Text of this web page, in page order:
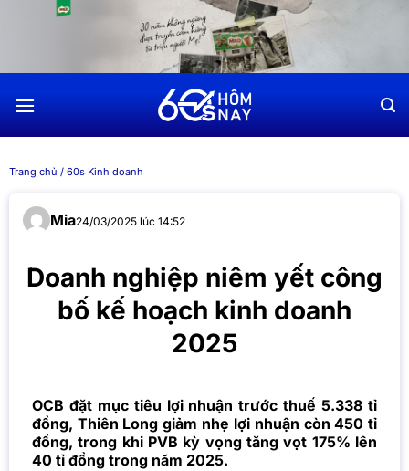
dung
Trang chủ / 60s Kinh doanh
Mia24/03/2025 lúc 14:52
Doanh nghiệp niêm yết công
bố kế hoạch kinh doanh
2025
OCB đặt mục tiêu lợi nhuận trước thuế 5.338 tỉ
đồng, Thiên Long giảm nhẹ lợi nhuận còn 450 tỉ
đồng, trong khi PVB kỳ vọng tăng vọt 175% lên
40 tỉ đồng trong năm 2025.